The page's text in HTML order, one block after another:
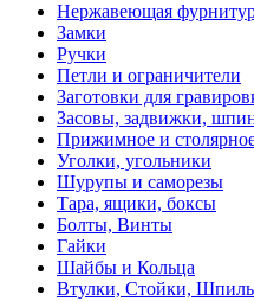
Нержавеющая
Замки
Ручки
Петли и ограничители
Заготовки для
Засовы, задвижки,
Прижимное и
Уголки, угольники
Шурупы и саморезы
Тара, ящики, боксы
Болты, Винты
Гайки
Шайбы и Кольца
Втулки, Стойки,